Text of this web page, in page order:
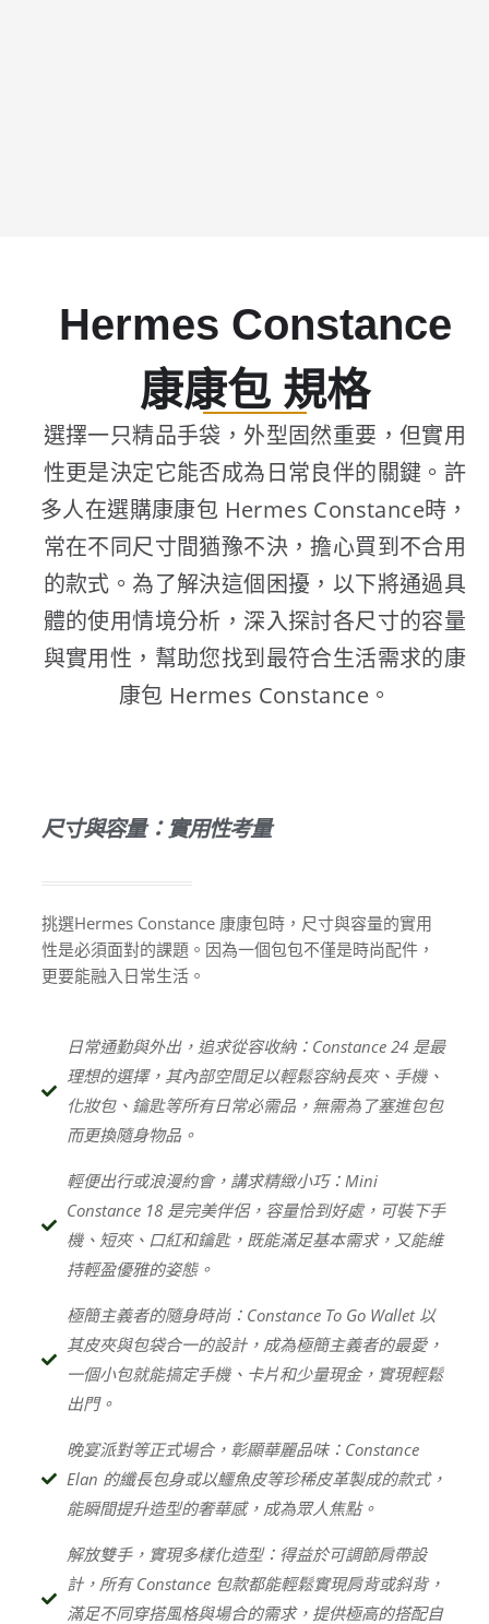
Hermes Constance
康康包 規格
選擇一只精品手袋，外型固然重要，但實用
性更是決定它能否成為日常良伴的關鍵。許
多人在選購康康包 Hermes Constance時，
常在不同尺寸間猶豫不決，擔心買到不合用
的款式。為了解決這個困擾，以下將通過具
體的使用情境分析，深入探討各尺寸的容量
與實用性，幫助您找到最符合生活需求的康
康包 Hermes Constance。
尺寸與容量：實用性考量
挑選Hermes Constance 康康包時，尺寸與容量的實用
性是必須面對的課題。因為一個包包不僅是時尚配件，
更要能融入日常生活。
日常通勤與外出，追求從容收納：Constance 24 是最
理想的選擇，其內部空間足以輕鬆容納長夾、手機、
化妝包、鑰匙等所有日常必需品，無需為了塞進包包
而更換隨身物品。
輕便出行或浪漫約會，講求精緻小巧：Mini
Constance 18 是完美伴侶，容量恰到好處，可裝下手
機、短夾、口紅和鑰匙，既能滿足基本需求，又能維
持輕盈優雅的姿態。
極簡主義者的隨身時尚：Constance To Go Wallet 以
其皮夾與包袋合一的設計，成為極簡主義者的最愛，
一個小包就能搞定手機、卡片和少量現金，實現輕鬆
出門。
晚宴派對等正式場合，彰顯華麗品味：Constance
Elan 的纖長包身或以鱷魚皮等珍稀皮革製成的款式，
能瞬間提升造型的奢華感，成為眾人焦點。
解放雙手，實現多樣化造型：得益於可調節肩帶設
計，所有 Constance 包款都能輕鬆實現肩背或斜背，
滿足不同穿搭風格與場合的需求，提供極高的搭配自